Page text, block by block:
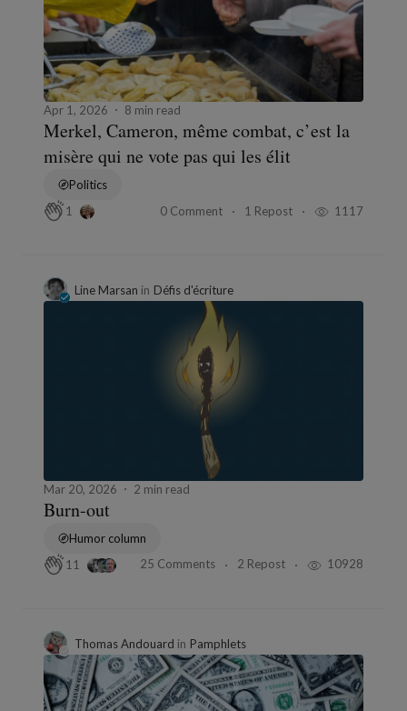
Apr 1, 2026 8 min read
Merkel, Cameron, même combat, c’est la
misère qui ne vote pas qui les élit
Politics
1
0 Comment 1 Repost 1117
Line Marsan in Défis d'écriture
Mar 20, 2026 2 min read
Burn-out
Humor column
11
25 Comments 2 Repost 10928
Thomas Andouard in Pamphlets